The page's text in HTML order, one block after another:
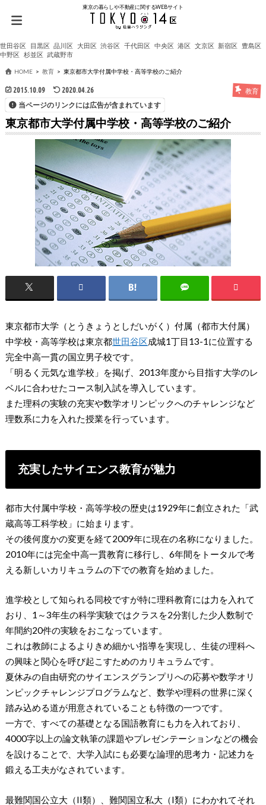
東京の暮らしや不動産に関するWEBサイト
世田谷区 目黒区 品川区 大田区 渋谷区 千代田区 中央区 港区 文京区 新宿区
豊島区
中野区 杉並区 武蔵野市
HOME 教育 東京都市大学付属中学校・高等学校のご紹介
2015.10.09 2020.04.26 教育
当ページのリンクには広告が含まれています
東京都市大学付属中学校・高等学校のご紹介
東京都市大学（とうきょうとしだいがく）付属（都市大付属）
中学校・高等学校は東京都世田谷区成城1丁目13-1に位置する
完全中高一貫の国立男子校です。
「明るく元気な進学校」を掲げ、2013年度から目指す大学のレ
ベルに合わせたコース制入試を導入しています。
また理科の実験の充実や数学オリンピックへのチャレンジなど
理数系に力を入れた授業を行っています。
充実したサイエンス教育が魅力
都市大付属中学校・高等学校の歴史は1929年に創立された「武
蔵高等工科学校」に始まります。
その後何度かの変更を経て2009年に現在の名称になりました。
2010年には完全中高一貫教育に移行し、6年間をトータルで考
える新しいカリキュラムの下での教育を始めました。
進学校として知られる同校ですが特に理科教育には力を入れて
おり、1～3年生の科学実験ではクラスを2分割した少人数制で
年間約20件の実験をおこなっています。
これは教師によるよりきめ細かい指導を実現し、生徒の理科へ
の興味と関心を呼び起こすためのカリキュラムです。
夏休みの自由研究のサイエンスグランプリへの応募や数学オリ
ンピックチャレンジプログラムなど、数学や理科の世界に深く
踏み込める道が用意されていることも特徴の一つです。
一方で、すべての基礎となる国語教育にも力を入れており、
4000字以上の論文執筆の課題やプレゼンテーションなどの機会
を設けることで、大学入試にも必要な論理的思考力・記述力を
鍛える工夫がなされています。
最難関国公立大（II類）、難関国立私大（I類）にわかれてそれ